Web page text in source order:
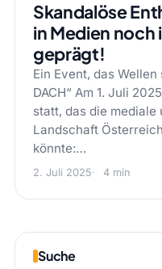
Skandalöse
in Medien noch
geprägt!
Ein Event, das Wellen
DACH“ Am 1. Juli
statt, das die
Landschaft
könnte:…
2. Juli 2025 4 min
Suche